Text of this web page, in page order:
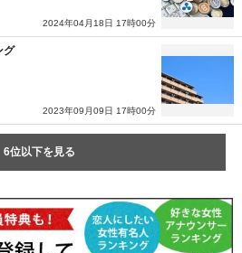
2024年04月18日 17時00分
ング
2023年09月09日 17時00分
6位以下を見る